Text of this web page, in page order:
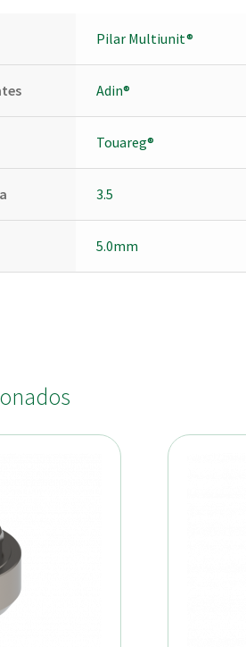
Pilar Multiunit®
Adin®
Touareg®
3.5
5.0mm